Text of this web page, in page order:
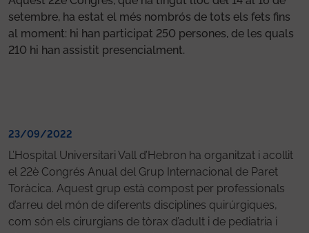
setembre, ha estat el més nombrós de tots els fets fins
al moment: hi han participat 250 persones, de les quals
210 hi han assistit presencialment.
23/09/2022
L’Hospital Universitari Vall d’Hebron ha organitzat i acollit
el 22è Congrés Anual del Grup Internacional de Paret
Toràcica. Aquest grup està compost per professionals
d’arreu del món de diferents disciplines quirúrgiques,
com són els cirurgians de tòrax d’adult i de pediatria i